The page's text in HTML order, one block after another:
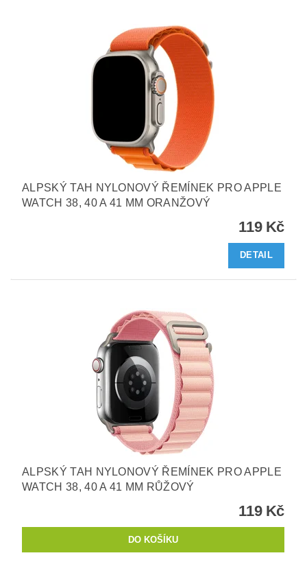
ALPSKÝ TAH NYLONOVÝ ŘEMÍNEK PRO APPLE
WATCH 38, 40 A 41 MM ORANŽOVÝ
119 Kč
DETAIL
ALPSKÝ TAH NYLONOVÝ ŘEMÍNEK PRO APPLE
WATCH 38, 40 A 41 MM RŮŽOVÝ
119 Kč